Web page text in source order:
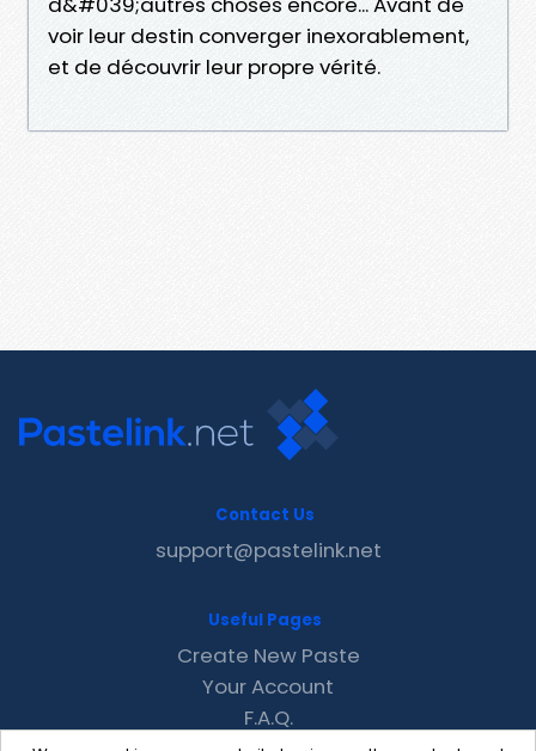
voir leur destin converger inexorablement,
et de découvrir leur propre vérité.
Contact Us
support@pastelink.net
Useful Pages
Create New Paste
Your Account
F.A.Q.